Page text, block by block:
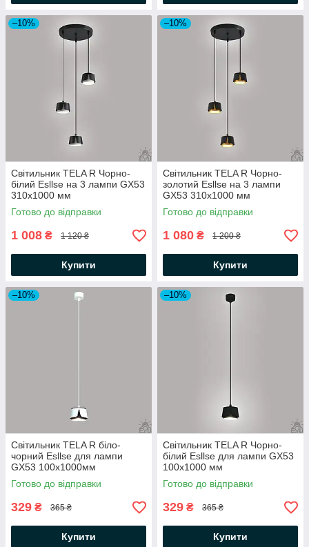
–10%
Світильник TELA R Чорно-
бiлий Esllse на 3 лампи GX53
310x1000 мм
Готово до відправки
1 008 ₴ 1 120 ₴
Купити
–10%
Світильник TELA R Чорно-
золотий Esllse на 3 лампи
GX53 310x1000 мм
Готово до відправки
1 080 ₴ 1 200 ₴
Купити
–10%
Світильник TELA R бiло-
чорний Esllse для лампи
GX53 100x1000мм
Готово до відправки
329 ₴ 365 ₴
Купити
–10%
Світильник TELA R Чорно-
бiлий Esllse для лампи GX53
100x1000 мм
Готово до відправки
329 ₴ 365 ₴
Купити